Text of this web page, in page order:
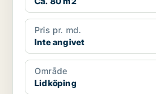
Pris pr. md.
Inte angivet
Område
Lidköping